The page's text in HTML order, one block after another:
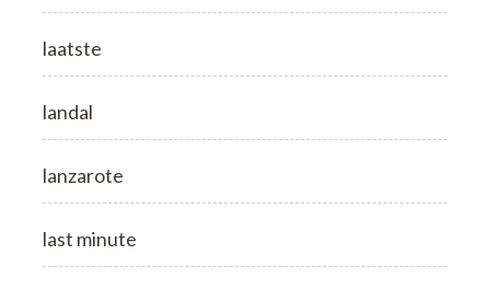
laatste
landal
lanzarote
last minute